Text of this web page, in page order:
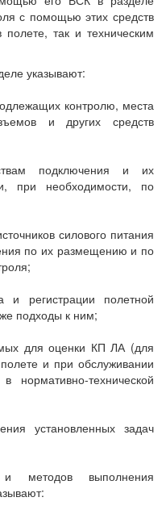
с помощью этих средств
так и техническим
указывают:
контролю, места
и других средств
подключения и их
при необходимости, по
силового питания
по их размещению и по
регистрации полетной
подходы к ним;
для оценки КП ЛА (для
и при обслуживании
технической
установленных задач
методов выполнения